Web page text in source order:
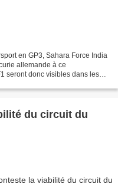
en GP3, Sahara Force India
allemande à ce
seront donc visibles dans les
du circuit du